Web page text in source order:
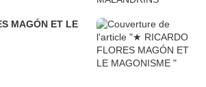
MAGÓN ET LE